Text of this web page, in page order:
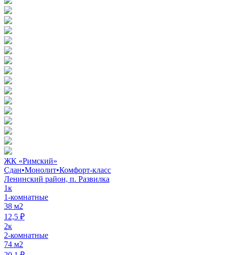
ЖК «Римский»
Сдан•Монолит•Комфорт-класс
Ленинский район, п. Развилка
1к
1-комнатные
38 м2
12,5 ₽
2к
2-комнатные
74 м2